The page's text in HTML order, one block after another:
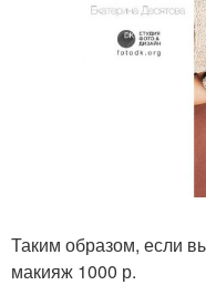
Таким образом, если
макияж 1000 р.